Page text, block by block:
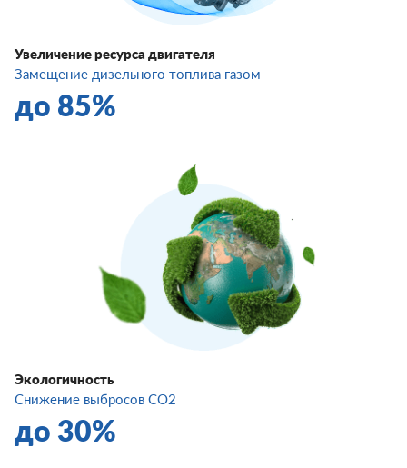
Увеличение ресурса двигателя
Замещение дизельного топлива газом
до 85%
Экологичность
Снижение выбросов CO2
до 30%